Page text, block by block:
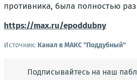
противника, была полностью
https://max.ru/epoddubny
Источник: Канал в МАКС "Поддубный"
Подписывайтесь на наш